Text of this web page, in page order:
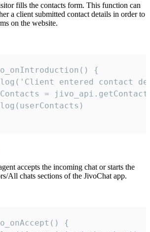
fills the contacts form. This function can
a client submitted contact details in order to
on the website.
{
entered contact
=
accepts the incoming chat or starts the
All chats sections of the JivoChat app.
{